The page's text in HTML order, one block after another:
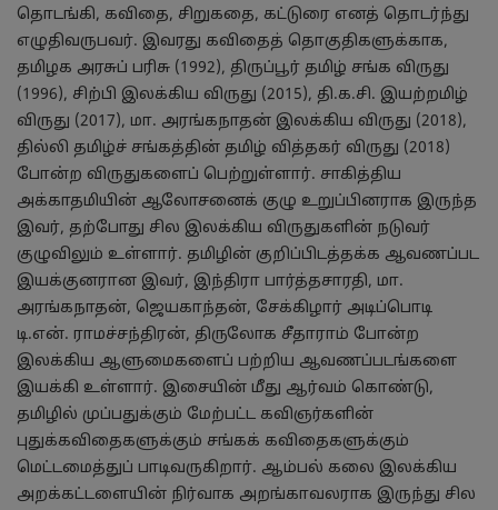
தொடங்கி, கவிதை, சிறுகதை, கட்டுரை எனத் தொடர்ந்து
எழுதிவருபவர். இவரது கவிதைத் தொகுதிகளுக்காக,
தமிழக அரசுப் பரிசு (1992), திருப்பூர் தமிழ் சங்க விருது
(1996), சிற்பி இலக்கிய விருது (2015), தி.க.சி. இயற்றமிழ்
விருது (2017), மா. அரங்கநாதன் இலக்கிய விருது (2018),
தில்லி தமிழ்ச் சங்கத்தின் தமிழ் வித்தகர் விருது (2018)
போன்ற விருதுகளைப் பெற்றுள்ளார். சாகித்திய
அக்காதமியின் ஆலோசனைக் குழு உறுப்பினராக இருந்த
இவர், தற்போது சில இலக்கிய விருதுகளின் நடுவர்
குழுவிலும் உள்ளார். தமிழின் குறிப்பிடத்தக்க ஆவணப்பட
இயக்குனரான இவர், இந்திரா பார்த்தசாரதி, மா.
அரங்கநாதன், ஜெயகாந்தன், சேக்கிழார் அடிப்பொடி
டி.என். ராமச்சந்திரன், திருலோக சீதாராம் போன்ற
இலக்கிய ஆளுமைகளைப் பற்றிய ஆவணப்படங்களை
இயக்கி உள்ளார். இசையின் மீது ஆர்வம் கொண்டு,
தமிழில் முப்பதுக்கும் மேற்பட்ட கவிஞர்களின்
புதுக்கவிதைகளுக்கும் சங்கக் கவிதைகளுக்கும்
மெட்டமைத்துப் பாடிவருகிறார். ஆம்பல் கலை இலக்கிய
அறக்கட்டளையின் நிர்வாக அறங்காவலராக இருந்து சில